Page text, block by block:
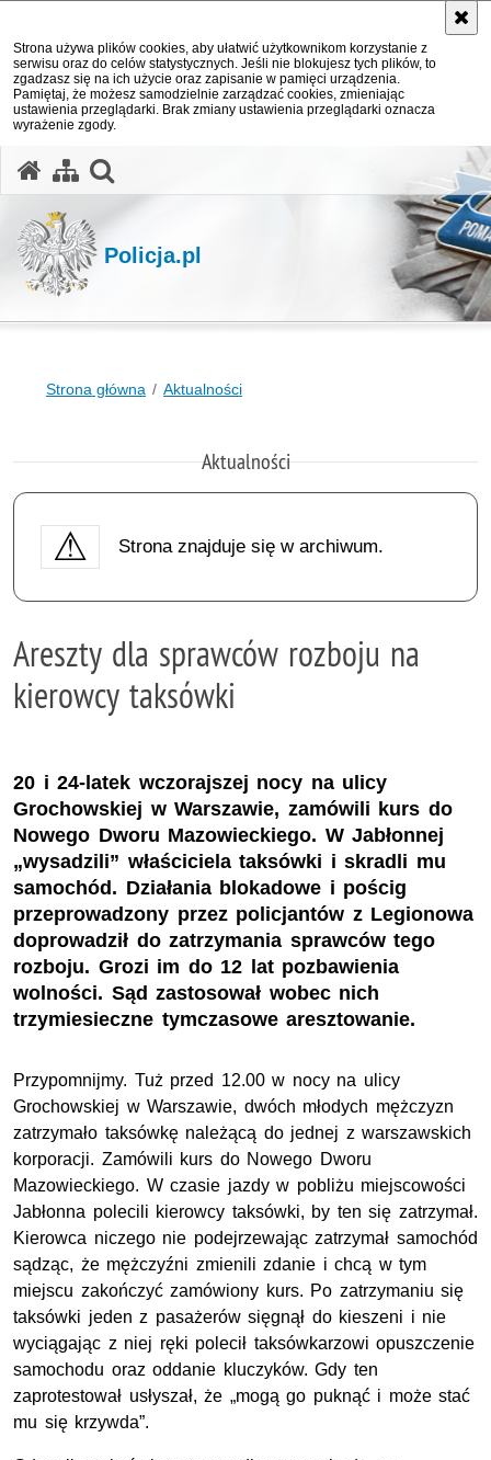
Strona używa plików cookies, aby ułatwić użytkownikom korzystanie z
serwisu oraz do celów statystycznych. Jeśli nie blokujesz tych plików, to
zgadzasz się na ich użycie oraz zapisanie w pamięci urządzenia.
Pamiętaj, że możesz samodzielnie zarządzać cookies, zmieniając
ustawienia przeglądarki. Brak zmiany ustawienia przeglądarki oznacza
wyrażenie zgody.
Policja.pl
Strona główna Aktualności
Aktualności
Strona znajduje się w archiwum.
Areszty dla sprawców rozboju na
kierowcy taksówki
20 i 24-latek wczorajszej nocy na ulicy
Grochowskiej w Warszawie, zamówili kurs do
Nowego Dworu Mazowieckiego. W Jabłonnej
„wysadzili” właściciela taksówki i skradli mu
samochód. Działania blokadowe i pościg
przeprowadzony przez policjantów z Legionowa
doprowadził do zatrzymania sprawców tego
rozboju. Grozi im do 12 lat pozbawienia
wolności. Sąd zastosował wobec nich
trzymiesieczne tymczasowe aresztowanie.
Przypomnijmy. Tuż przed 12.00 w nocy na ulicy
Grochowskiej w Warszawie, dwóch młodych mężczyzn
zatrzymało taksówkę należącą do jednej z warszawskich
korporacji. Zamówili kurs do Nowego Dworu
Mazowieckiego. W czasie jazdy w pobliżu miejscowości
Jabłonna polecili kierowcy taksówki, by ten się zatrzymał.
Kierowca niczego nie podejrzewając zatrzymał samochód
sądząc, że mężczyźni zmienili zdanie i chcą w tym
miejscu zakończyć zamówiony kurs. Po zatrzymaniu się
taksówki jeden z pasażerów sięgnął do kieszeni i nie
wyciągając z niej ręki polecił taksówkarzowi opuszczenie
samochodu oraz oddanie kluczyków. Gdy ten
zaprotestował usłyszał, że „mogą go puknąć i może stać
mu się krzywda”.